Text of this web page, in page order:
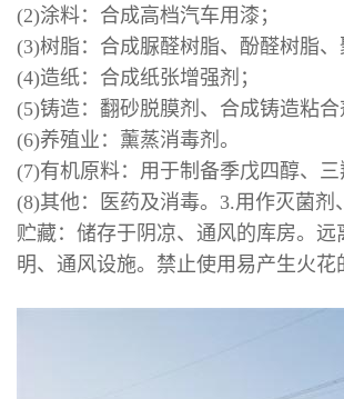
(2)涂料：合成高档汽车用漆；
(3)树脂：合成脲醛树脂、酚醛树脂
(4)造纸：合成纸张增强剂；
(5)铸造：翻砂脱膜剂、合成铸造粘合
(6)养殖业：薰蒸消毒剂。
(7)有机原料：用于制备季戊四醇、
(8)其他：医药及消毒。3.用作灭菌剂
贮藏：储存于阴凉、通风的库房。
明、通风设施。禁止使用易产生火